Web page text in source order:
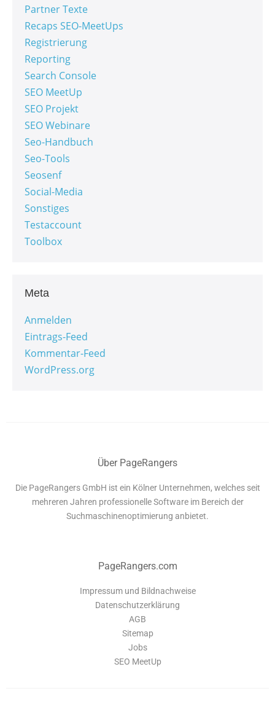
Partner Texte
Recaps SEO-MeetUps
Registrierung
Reporting
Search Console
SEO MeetUp
SEO Projekt
SEO Webinare
Seo-Handbuch
Seo-Tools
Seosenf
Social-Media
Sonstiges
Testaccount
Toolbox
Meta
Anmelden
Eintrags-Feed
Kommentar-Feed
WordPress.org
Über PageRangers
Die PageRangers GmbH ist ein Kölner Unternehmen, welches seit
mehreren Jahren professionelle Software im Bereich der
Suchmaschinenoptimierung anbietet.
PageRangers.com
Impressum und Bildnachweise
Datenschutzerklärung
AGB
Sitemap
Jobs
SEO MeetUp